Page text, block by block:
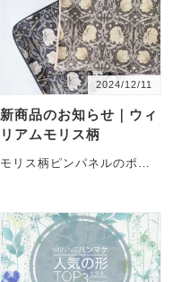
2024/12/11
新商品のお知らせ｜ウィ
リアムモリス柄
モリス柄ピンパネルのポー
とになった、ウィリ・・・